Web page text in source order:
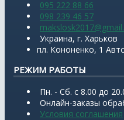
095 222 88 66
098 239 46 57
Украина, г. Харьков
пл. Кононенко, 1
РЕЖИМ РАБОТЫ
Пн. - Сб. с 8.00 до
Онлайн-заказы
Условия соглашения